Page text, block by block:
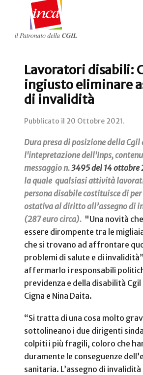
Lavoratori disabili:
ingiusto eliminare
di invalidità
Pubblicato il 20 Ottobre 2021.
Dura presa di posizione della Cgil
l'intepretazione dell'Inps,
messaggio n.3495 del 14 ottobre
la quale qualsiasi attività
persona disabile costituisce di per
ostativa al diritto all’assegno di
(287 euro circa). "Una novità
essere dirompente tra le
che si trovano ad affrontare
problemi di salute e di
affermarlo i responsabili
previdenza e della disabilità Cgil
Cigna e Nina Daita.
“Si tratta di una cosa molto
sottolineano i due dirigenti
colpiti i più fragili, coloro che
duramente le conseguenze
sanitaria. L’assegno di